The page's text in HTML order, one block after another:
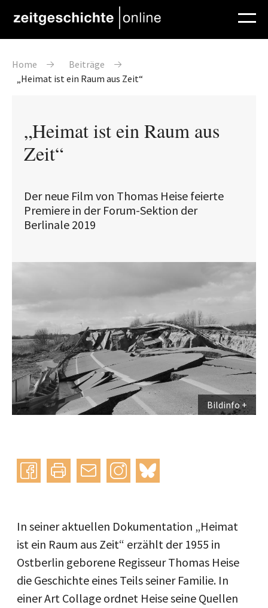
Pfadnavigation
Home
Beiträge
„Heimat ist ein Raum aus Zeit“
„Heimat ist ein Raum aus
Zeit“
Der neue Film von Thomas Heise feierte
Premiere in der Forum-Sektion der
Berlinale 2019
Bildinfo
Instagram
bluesky
In seiner aktuellen Dokumentation „Heimat
ist ein Raum aus Zeit“ erzählt der 1955 in
Ostberlin geborene Regisseur Thomas Heise
die Geschichte eines Teils seiner Familie. In
einer Art Collage ordnet Heise seine Quellen